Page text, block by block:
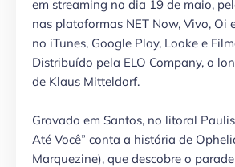
em streaming no dia 19 de maio,
nas plataformas NET Now, Vivo, Oi
no iTunes, Google Play, Looke e
Distribuído pela ELO Company, o
de Klaus Mitteldorf.
Gravado em Santos, no litoral
Até Você” conta a história de
Marquezine), que descobre o